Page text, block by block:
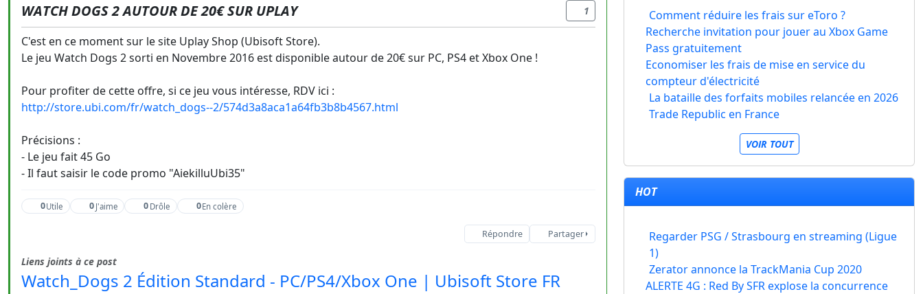
WATCH DOGS 2 AUTOUR DE 20€ SUR UPLAY 1
C'est en ce moment sur le site Uplay Shop (Ubisoft Store).
Le jeu Watch Dogs 2 sorti en Novembre 2016 est disponible autour de 20€ sur PC, PS4 et Xbox One !
Pour profiter de cette offre, si ce jeu vous intéresse, RDV ici :
http://store.ubi.com/fr/watch_dogs--2/574d3a8aca1a64fb3b8b4567.html
Précisions :
- Le jeu fait 45 Go
- Il faut saisir le code promo "AiekilluUbi35"
0Utile 0 J'aime 0 Drôle 0En colère
Répondre Partager
Liens joints à ce post
Watch_Dogs 2 Édition Standard - PC/PS4/Xbox One | Ubisoft Store FR
Comment réduire les frais sur eToro ?
Recherche invitation pour jouer au Xbox Game
Pass gratuitement
Economiser les frais de mise en service du
compteur d'électricité
La bataille des forfaits mobiles relancée en 2026
Trade Republic en France
VOIR TOUT
HOT
Regarder PSG / Strasbourg en streaming (Ligue
1)
Zerator annonce la TrackMania Cup 2020
ALERTE 4G : Red By SFR explose la concurrence